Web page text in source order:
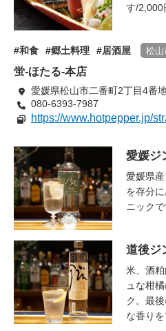
す/2,000
和食 郷土料理 居酒屋 松山
蛍-ほたる-本店
愛媛県松山市二番町2丁目4番
080-6393-7987
https://www.hotpepper.jp/
愛媛ジ
愛媛県
を存分
ニック
道後ジ
米、酒
ュな柑
ク。最
な香り